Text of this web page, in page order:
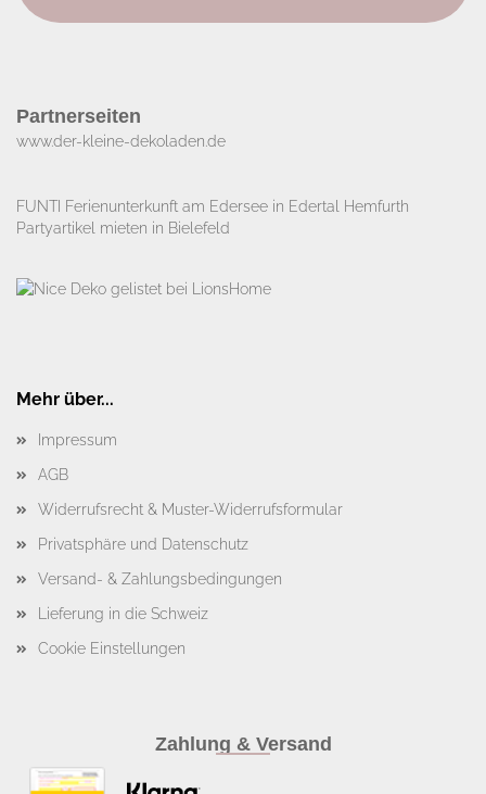
Partnerseiten
www.der-kleine-dekoladen.de​
FUNTI Ferienunterkunft am Edersee in Edertal Hemfurth
Partyartikel mieten in Bielefeld
Mehr über...
Impressum
AGB
Widerrufsrecht & Muster-Widerrufsformular
Privatsphäre und Datenschutz
Versand- & Zahlungsbedingungen
Lieferung in die Schweiz
Cookie Einstellungen
Zahlung & Versand